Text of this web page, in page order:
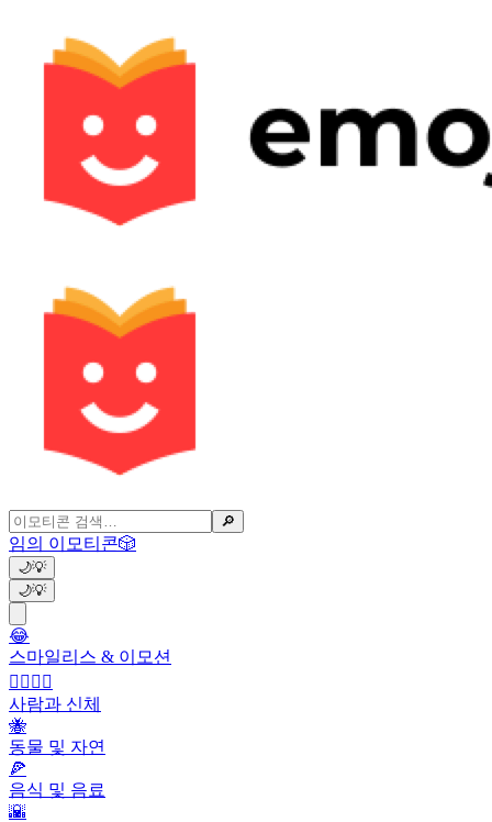
🔎
임의 이모티콘🎲
🌙💡
🌙💡
😂
스마일리스 & 이모션
👩‍❤️‍💋‍👨
사람과 신체
🐝
동물 및 자연
🍕
음식 및 음료
🌇